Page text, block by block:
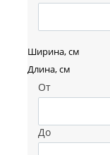
Ширина, см
Длина, см
От
До